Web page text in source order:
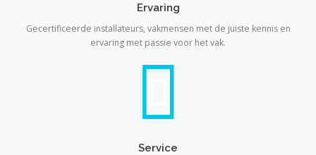
Ervaring
Gecertificeerde installateurs, vakmensen met de juiste kennis en
ervaring met passie voor het vak.
Service